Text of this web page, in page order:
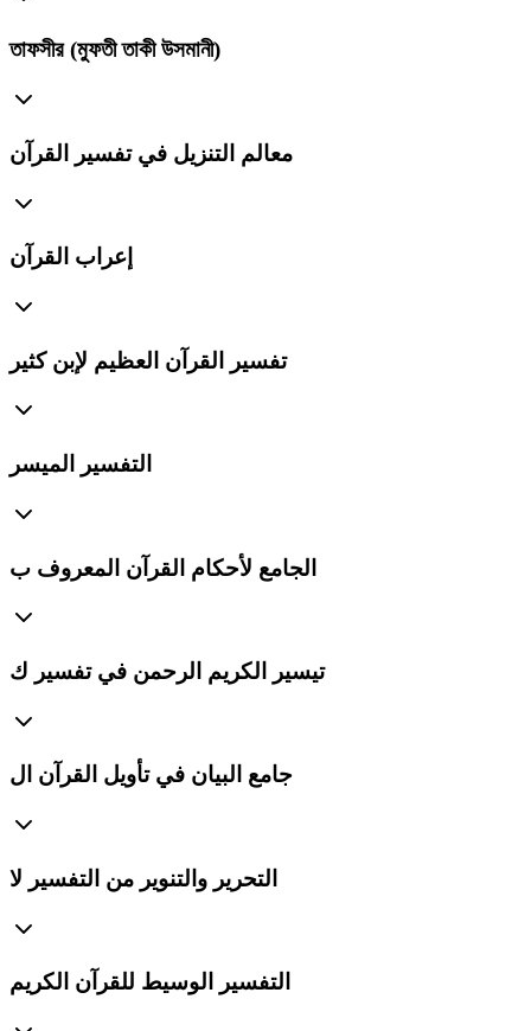
তাফসীর (মুফতী তাকী উসমানী)
معالم التنزيل في تفسير القرآن
إعراب القرآن
تفسير القرآن العظيم لإبن كثير
التفسير الميسر
الجامع لأحكام القرآن المعروف ب
تيسير الكريم الرحمن في تفسير ك
جامع البيان في تأويل القرآن ال
التحرير والتنوير من التفسير لا
التفسير الوسيط للقرآن الكريم